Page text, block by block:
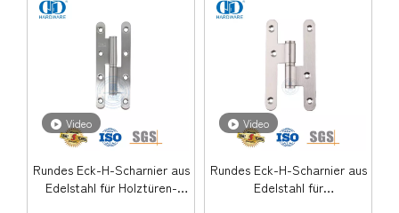
Video
Rundes Eck-H-Scharnier aus
Edelstahl für Holztüren-
Video
Rundes Eck-H-Scharnier aus
Edelstahl für